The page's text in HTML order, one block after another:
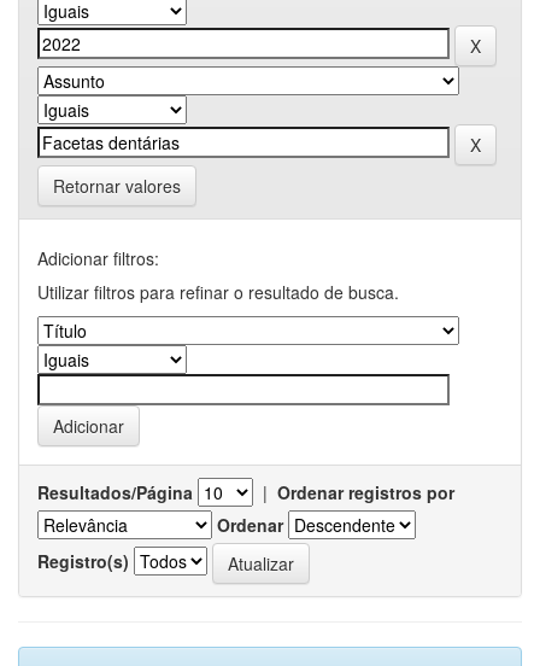
Retornar valores
Adicionar filtros:
Utilizar filtros para refinar o resultado de busca.
Resultados/Página | Ordenar registros por
Ordenar
Registro(s)